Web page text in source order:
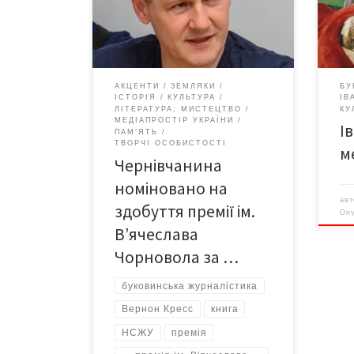
надійшли на здобуття премії ім.
В’ячеслава Чорновола за кращу
публіцистичну роботу в галузі
журналістики у 2022 році». Це
книги, газетні публікації, а також
два радіотвори, що вийшли в ефір
Українського радіо, та один
документальний фільм. У […]
АКЦЕНТИ
ЗЕМЛЯКИ
ІСТОРІЯ
КУЛЬТУРА
ЛІТЕРАТУРА; МИСТЕЦТВО
МЕДІАПРОСТІР УКРАЇНИ
ПАМ’ЯТЬ
ТВОРЧІ ОСОБИСТОСТІ
Чернівчанина
номіновано на
здобуття премії ім.
В’ячеслава
Чорновола за …
буковинська журналістика
Вернон Кресс книга
НСЖУ премія
за